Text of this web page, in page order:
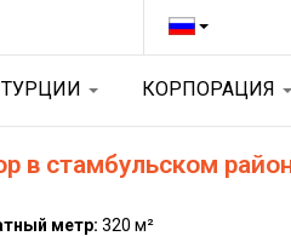
КОРПОРАЦИЯ
в стамбульском
метр:320 м²